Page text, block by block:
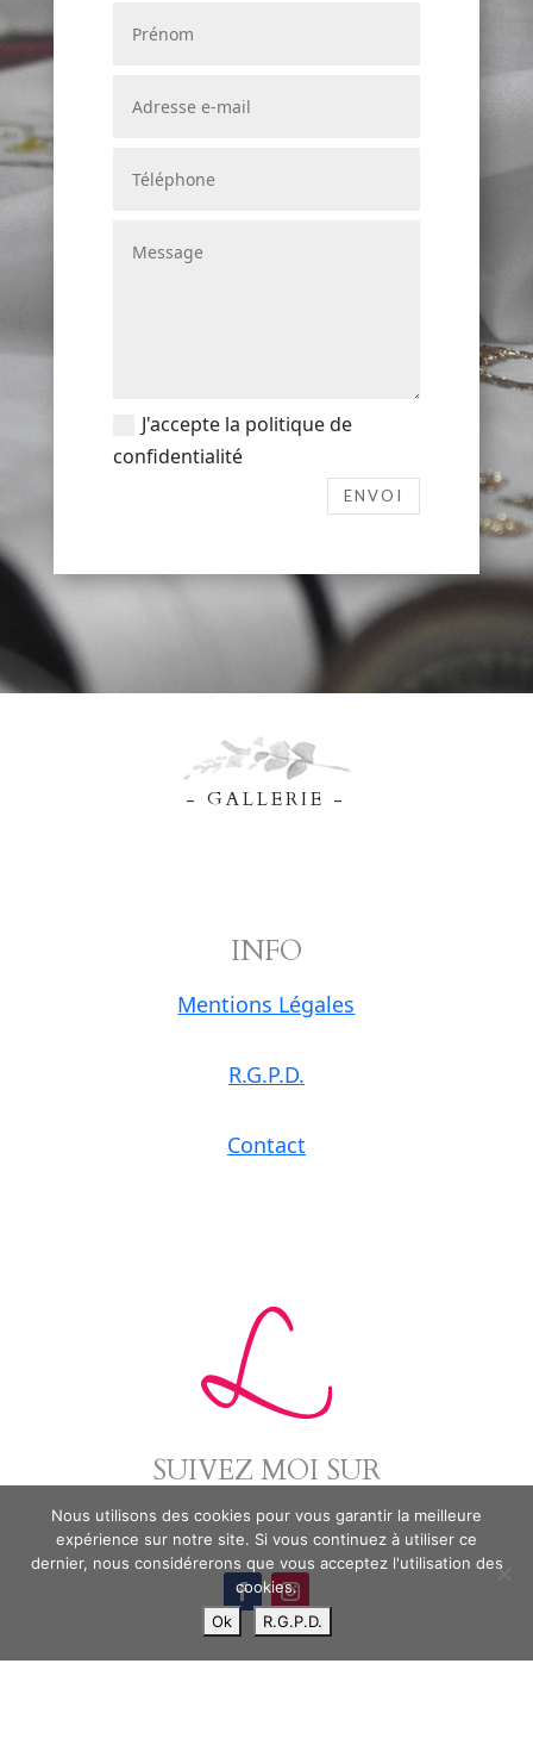
J'accepte la politique de
confidentialité
ENVOI
- GALLERIE -
INFO
Mentions Légales
R.G.P.D.
Contact
SUIVEZ MOI SUR
Nous utilisons des cookies pour vous garantir la meilleure
expérience sur notre site. Si vous continuez à utiliser ce
dernier, nous considérerons que vous acceptez l'utilisation des
cookies.
Ok
R.G.P.D.